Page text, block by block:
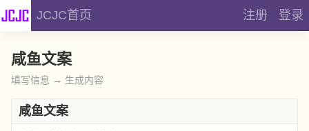
JCJC首页 注册 登录
咸鱼文案
填写信息 → 生成内容
咸鱼文案